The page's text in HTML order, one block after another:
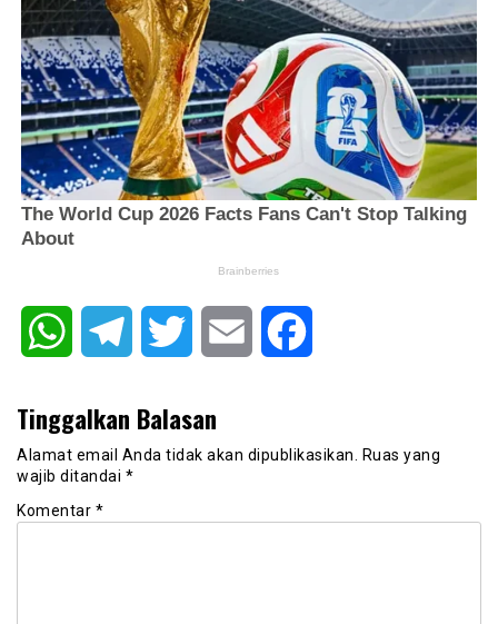
WhatsAppTelegram Twitter Email
Tinggalkan Balasan
Alamat email Anda tidak akan dipublikasikan. Ruas yang
wajib ditandai *
Komentar *